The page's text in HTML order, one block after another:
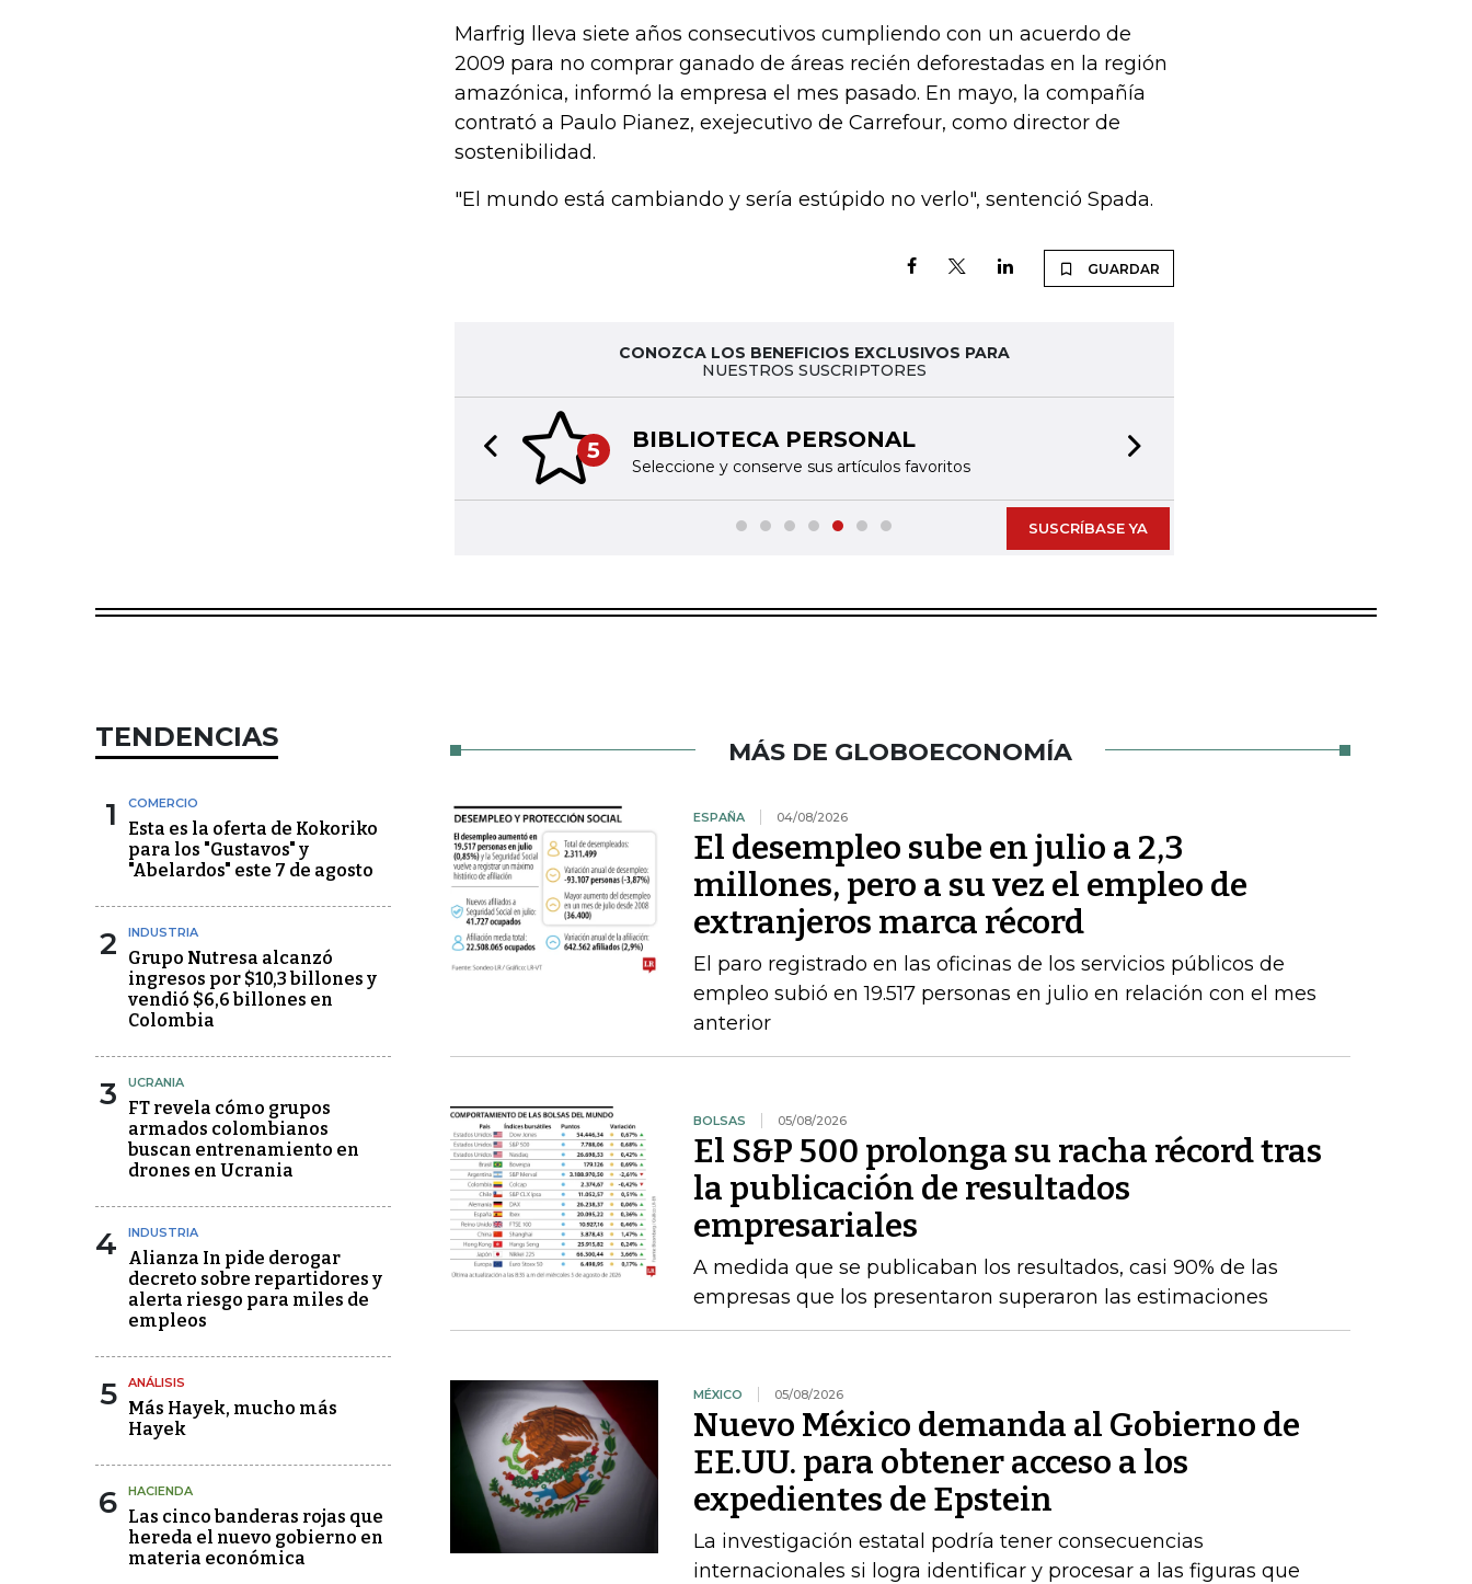
Marfrig lleva siete años consecutivos cumpliendo con un acuerdo de
2009 para no comprar ganado de áreas recién deforestadas en la región
amazónica, informó la empresa el mes pasado. En mayo, la compañía
contrató a Paulo Pianez, exejecutivo de Carrefour, como director de
sostenibilidad.
"El mundo está cambiando y sería estúpido no verlo", sentenció Spada.
GUARDAR
CONOZCA LOS BENEFICIOS EXCLUSIVOS PARA
NUESTROS SUSCRIPTORES
5 BIBLIOTECA PERSONAL
Seleccione y conserve sus artículos favoritos
Previous slide
SUSCRÍBASE YA
TENDENCIAS
1 COMERCIO
Esta es la oferta de Kokoriko
para los "Gustavos" y
"Abelardos" este 7 de agosto
2 INDUSTRIA
Grupo Nutresa alcanzó
ingresos por $10,3 billones y
vendió $6,6 billones en
Colombia
3 UCRANIA
FT revela cómo grupos
armados colombianos
buscan entrenamiento en
drones en Ucrania
4 INDUSTRIA
Alianza In pide derogar
decreto sobre repartidores y
alerta riesgo para miles de
empleos
5 ANÁLISIS
Más Hayek, mucho más
Hayek
6 HACIENDA
Las cinco banderas rojas que
hereda el nuevo gobierno en
materia económica
MÁS DE GLOBOECONOMÍA
ESPAÑA 04/08/2026
El desempleo sube en julio a 2,3
millones, pero a su vez el empleo de
extranjeros marca récord
El paro registrado en las oficinas de los servicios públicos de
empleo subió en 19.517 personas en julio en relación con el mes
anterior
BOLSAS 05/08/2026
El S&P 500 prolonga su racha récord tras
la publicación de resultados
empresariales
A medida que se publicaban los resultados, casi 90% de las
empresas que los presentaron superaron las estimaciones
MÉXICO 05/08/2026
Nuevo México demanda al Gobierno de
EE.UU. para obtener acceso a los
expedientes de Epstein
La investigación estatal podría tener consecuencias
internacionales si logra identificar y procesar a las figuras que